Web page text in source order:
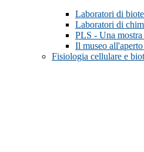
Laboratori di
Laboratori di
PLS - Una
Il museo
Fisiologia cellulare e